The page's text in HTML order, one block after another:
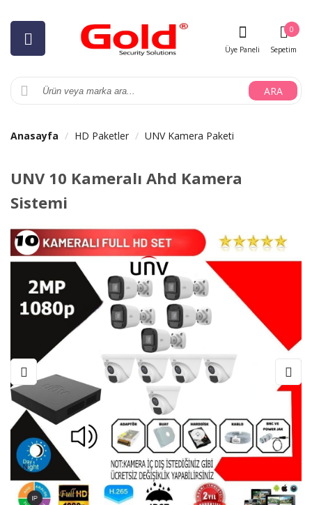
ARA
Üye Paneli Sepetim
0
Anasayfa HD Paketler UNV Kamera Paketi
UNV 10 Kameralı Ahd Kamera
Sistemi